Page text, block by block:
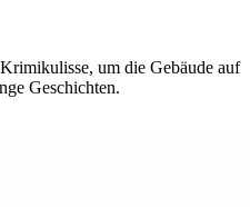
um die Gebäude auf
Geschichten.